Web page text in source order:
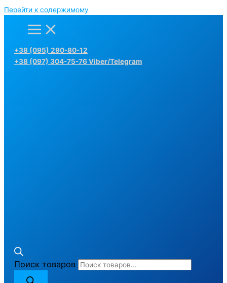
Перейти к содержимому
+38 (095) 290-80-12
+38 (097) 304-75-76 Viber/Telegram
Поиск товаров